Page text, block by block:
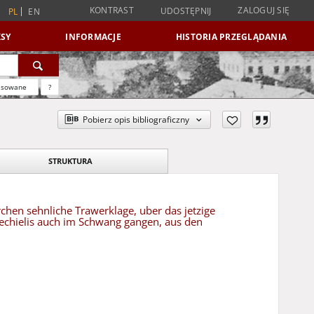
PL EN KONTRAST UDOSTĘPNIJ ZALOGUJ SIĘ
INFORMACJE HISTORIA PRZEGLĄDANIA
?
Pobierz opis bibliograficzny
STRUKTURA
sehnliche Trawerklage, uber das jetzige
auch im Schwang gangen, aus den